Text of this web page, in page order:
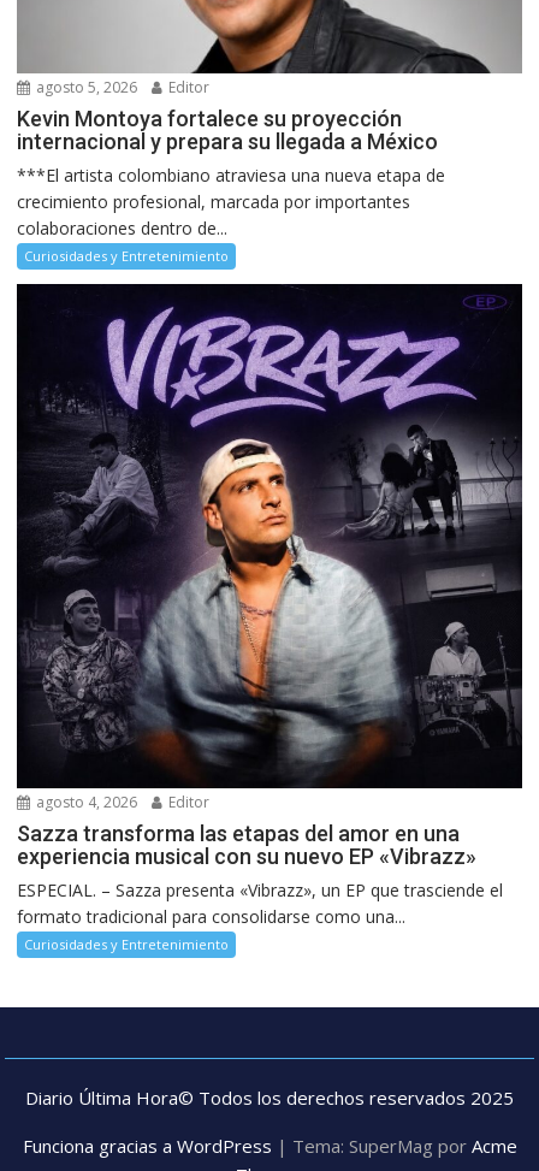
agosto 5, 2026 Editor
Kevin Montoya fortalece su proyección
internacional y prepara su llegada a México
***El artista colombiano atraviesa una nueva etapa de
crecimiento profesional, marcada por importantes
colaboraciones dentro de...
Curiosidades y Entretenimiento
agosto 4, 2026 Editor
Sazza transforma las etapas del amor en una
experiencia musical con su nuevo EP «Vibrazz»
ESPECIAL. – Sazza presenta «Vibrazz», un EP que trasciende el
formato tradicional para consolidarse como una...
Curiosidades y Entretenimiento
Diario Última Hora© Todos los derechos reservados 2025
Funciona gracias a WordPress | Tema: SuperMag por Acme